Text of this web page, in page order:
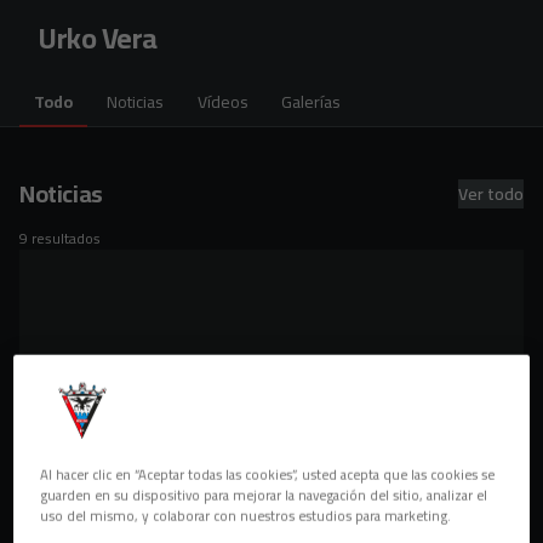
Urko Vera
Todo Noticias Vídeos Galerías
Noticias Ver todo
9 resultados
Al hacer clic en “Aceptar todas las cookies”, usted acepta que las cookies se
guarden en su dispositivo para mejorar la navegación del sitio, analizar el
uso del mismo, y colaborar con nuestros estudios para marketing.